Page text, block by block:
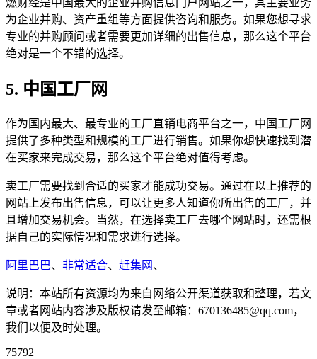
为企业并购、资产重组等方面提供咨询和服务。如果您想寻求
专业的并购顾问或者需要更加详细的出售信息，那么这个平台
绝对是一个不错的选择。
5. 中国工厂网
作为国内最大、最专业的工厂直销电商平台之一，中国工厂网
提供了多种类型和规模的工厂进行销售。如果你想快速找到潜
在买家来完成交易，那么这个平台绝对值得考虑。
卖工厂需要找到合适的买家才能成功交易。通过在以上推荐的
网站上发布出售信息，可以让更多人知道你所出售的工厂，并
且增加交易机会。当然，在选择卖工厂去哪个网站时，还需根
据自己的实际情况和需求进行选择。
阿里巴巴、 非常适合、 赶集网 、
说明：本站所有资源均为来自网络公开渠道获取和整理，若文
章或者网站内容涉及版权请发至邮箱：670136485@qq.com，
我们以便及时处理。
75792